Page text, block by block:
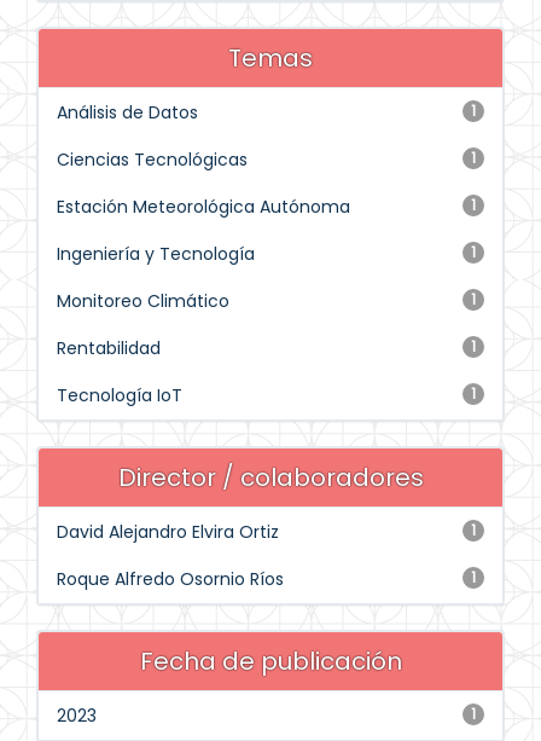
Temas
1
Análisis de Datos
1
Ciencias Tecnológicas
1
Estación Meteorológica Autónoma
1
Ingeniería y Tecnología
1
Monitoreo Climático
1
Rentabilidad
1
Tecnología IoT
Director / colaboradores
1
David Alejandro Elvira Ortiz
1
Roque Alfredo Osornio Ríos
Fecha de publicación
1
2023